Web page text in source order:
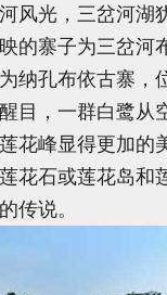
风光，三岔河湖
的寨子为三岔河
纳孔布依古寨，
目，一群白鹭从
花峰显得更加的
花石或莲花岛和
传说。